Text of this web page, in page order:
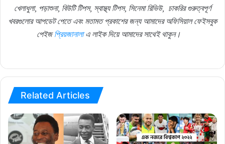
খেলাধুলা, পড়াশুনা, বিউটি টিপস, স্বাস্থ্য টিপস, সিনেমা রিভিউ,
চাকরির গুরুত্বপূর্ণ
খবরগুলোর আপডেট পেতে এবং মতামত প্রকাশের জন্য আমাদের অফিসিয়াল ফেইসবুক
পেইজপ্রিয়জানালাএ লাইক দিয়ে আমাদের সাথেই থাকুন।
Related Articles